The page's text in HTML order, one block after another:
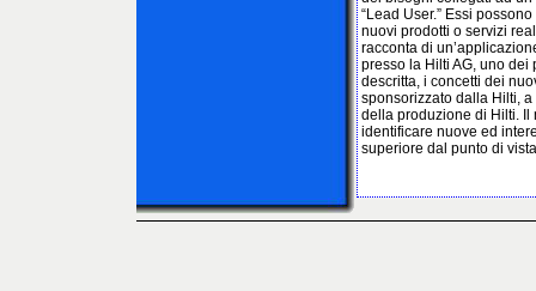
“Lead User.” Essi
nuovi prodotti o servizi
racconta di
presso la Hilti AG, uno
descritta, i concetti dei
sponsorizzato dalla Hilti,
della produzione di Hilti. Il
identificare nuove ed
superiore dal punto di